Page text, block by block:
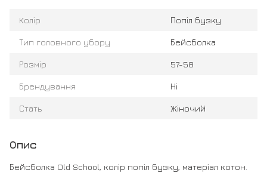
Колір Попіл бузку
Тип головного убору Бейсболка
Розмір 57-58
Брендування Ні
Стать Жіночий
Опис
Бейсболка Old School, колір попіл бузку, матеріал котон.